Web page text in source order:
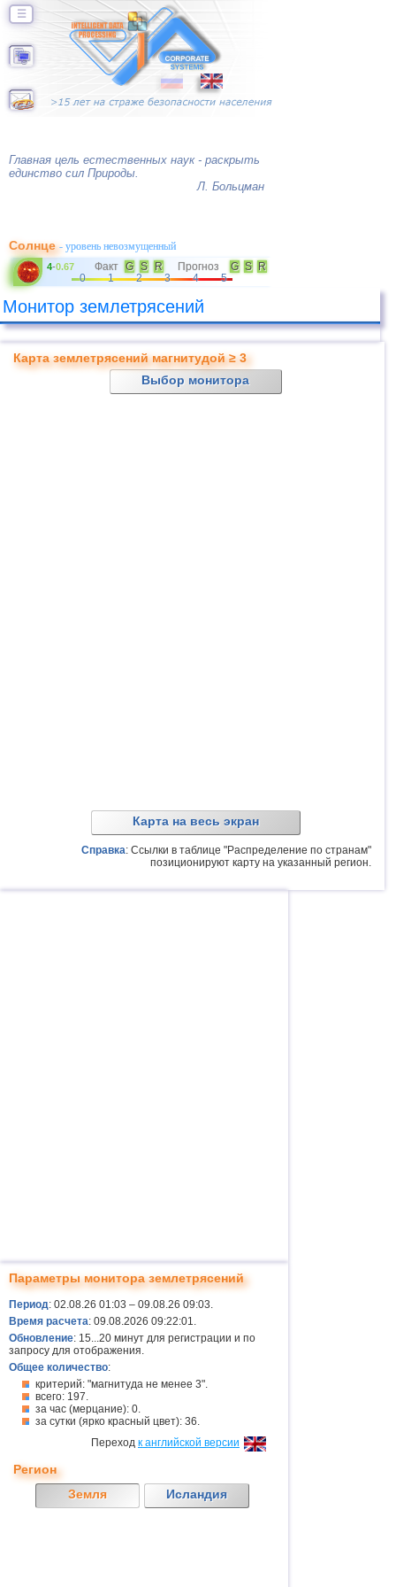
☰
Главная цель естественных наук - раскрыть
единство сил Природы.
Л. Больцман
Солнце- уровень невозмущенный
4-0.67 Факт G S R Прогноз G S
R
0
1 2 3 4 5
Монитор землетрясений
Карта землетрясений магнитудой ≥ 3
Выбор монитора
Карта на весь экран
Справка: Ссылки в таблице "Распределение по странам"
позиционируют карту на указанный регион.
Параметры монитора землетрясений
Период: 02.08.26 01:03 – 09.08.26 09:03.
Время расчета: 09.08.2026 09:22:01.
Обновление: 15...20 минут для регистрации и по
запросу для отображения.
Общее количество:
критерий: "магнитуда не менее 3".
всего: 197.
за час (мерцание): 0.
за сутки (ярко красный цвет): 36.
Переход к английской версии
Регион
Земля
Исландия